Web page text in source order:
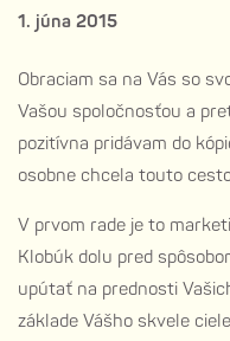
1. júna 2015
Obraciam sa na Vás so
Vašou spoločnosťou a
pozitívna pridávam do
osobne chcela touto
V prvom rade je to
Klobúk dolu pred
upútať na prednosti
základe Vášho skvele